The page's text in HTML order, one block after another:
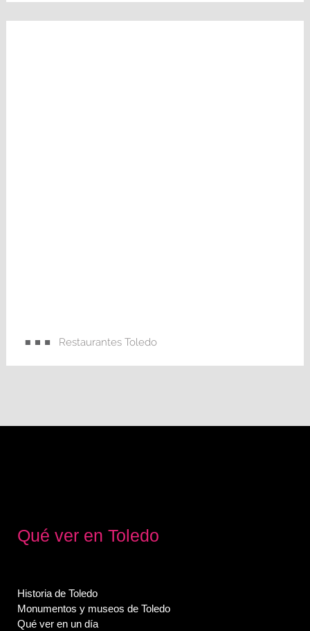
Restaurantes Toledo
Qué ver en Toledo
Historia de Toledo
Monumentos y museos de Toledo
Qué ver en un día